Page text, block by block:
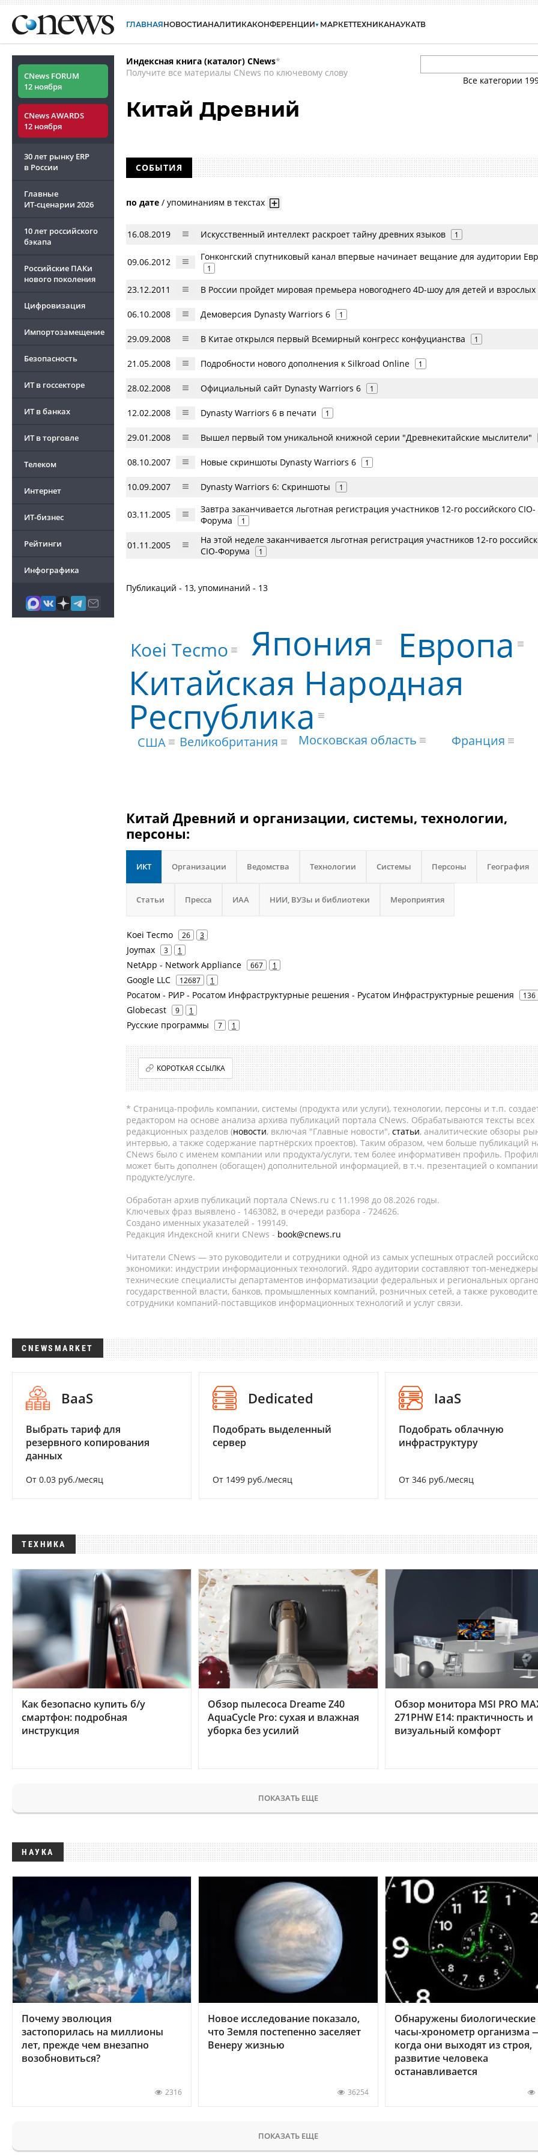
ГЛАВНАЯНОВОСТИАНАЛИТИКАКОНФЕРЕНЦИИ МАРКЕТТЕХНИКАНАУКАТВ
CNews FORUM
12 ноября
CNews AWARDS
12 ноября
30 лет рынку ERP
в России
Главные
ИТ-сценарии 2026
10 лет российского
бэкапа
Российские ПАКи
нового поколения
Цифровизация
Импортозамещение
Безопасность
ИТ в госсекторе
ИТ в банках
ИТ в торговле
Телеком
Интернет
ИТ-бизнес
Рейтинги
Инфографика
Индексная книга (каталог) CNews*
Получите все материалы CNews по ключевому слову
Все категории
Китай Древний
СОБЫТИЯ
по дате / упоминаниям в текстах
16.08.2019 Искусственный интеллект раскроет тайну древних языков 1
09.06.2012 Гонконгский спутниковый канал впервые начинает вещание для аудитории
1
23.12.2011 В России пройдет мировая премьера новогоднего 4D-шоу для детей и взрослых
06.10.2008 Демоверсия Dynasty Warriors 6 1
29.09.2008 В Китае открылся первый Всемирный конгресс конфуцианства 1
21.05.2008 Подробности нового дополнения к Silkroad Online 1
28.02.2008 Официальный сайт Dynasty Warriors 6 1
12.02.2008 Dynasty Warriors 6 в печати 1
29.01.2008 Вышел первый том уникальной книжной серии "Древнекитайские мыслители"
08.10.2007 Новые скриншоты Dynasty Warriors 6 1
10.09.2007 Dynasty Warriors 6: Скриншоты 1
03.11.2005
Завтра заканчивается льготная регистрация участников 12-го российского CIO-
Форума
1
01.11.2005
На этой неделе заканчивается льготная регистрация участников 12-го
CIO-Форума
1
Публикаций - 13, упоминаний - 13
Китайская Народная
Республика
Европа
Япония
Koei Tecmo
США Великобритания Московская область Франция
Китай Древний и организации, системы, технологии,
персоны:
ИКТ Организации Ведомства Технологии Системы Персоны География
Статьи Пресса ИАА НИИ, ВУЗы и библиотеки Мероприятия
Koei Tecmo 26 3
Joymax 3 1
NetApp - Network Appliance 667 1
Google LLC 12687 1
Росатом - РИР - Росатом Инфраструктурные решения - Русатом Инфраструктурные решения 136
Globecast 9 1
Русские программы 7 1
КОРОТКАЯ ССЫЛКА
* Страница-профиль компании, системы (продукта или услуги), технологии, персоны и т.п.
редактором на основе анализа архива публикаций портала CNews. Обрабатываются тексты всех
редакционных разделов (новости, включая "Главные новости", статьи, аналитические обзоры
интервью, а также содержание партнёрских проектов). Таким образом, чем больше публикаций
CNews было с именем компании или продукта/услуги, тем более информативен профиль.
может быть дополнен (обогащен) дополнительной информацией, в т.ч. презентацией о
продукте/услуге.
Обработан архив публикаций портала CNews.ru c 11.1998 до 08.2026 годы.
Ключевых фраз выявлено - 1463082, в очереди разбора - 724626.
Создано именных указателей - 199149.
Редакция Индексной книги CNews - book@cnews.ru
Читатели CNews — это руководители и сотрудники одной из самых успешных отраслей
экономики: индустрии информационных технологий. Ядро аудитории составляют топ-
технические специалисты департаментов информатизации федеральных и региональных
государственной власти, банков, промышленных компаний, розничных сетей, а также
сотрудники компаний-поставщиков информационных технологий и услуг связи.
CNEWSMARKET
BaaS
Выбрать тариф для
резервного копирования
данных
От 0.03 руб./месяц
Dedicated
Подобрать выделенный
сервер
От 1499 руб./месяц
IaaS
Подобрать облачную
инфраструктуру
От 346 руб./месяц
ТЕХНИКА
Как безопасно купить б/у
смартфон: подробная
инструкция
Обзор пылесоса Dreame Z40
AquaCycle Pro: сухая и влажная
уборка без усилий
Обзор монитора MSI PRO
271PHW E14: практичность и
визуальный комфорт
ПОКАЗАТЬ ЕЩЕ
НАУКА
Почему эволюция
застопорилась на миллионы
лет, прежде чем внезапно
возобновиться?
2316
Новое исследование показало,
что Земля постепенно заселяет
Венеру жизнью
36254
Обнаружены биологические
часы-хронометр организма
когда они выходят из строя,
развитие человека
останавливается
ПОКАЗАТЬ ЕЩЕ